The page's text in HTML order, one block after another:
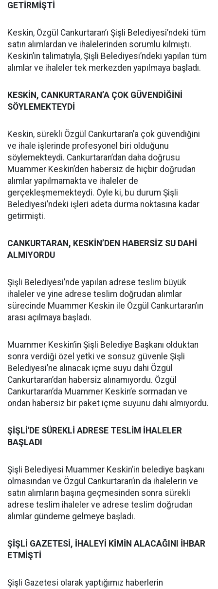
GETİRMİŞTİ
Keskin, Özgül Cankurtaran’ı Şişli Belediyesi’ndeki tüm
satın alımlardan ve ihalelerinden sorumlu kılmıştı.
Keskin’in talimatıyla, Şişli Belediyesi’ndeki yapılan tüm
alımlar ve ihaleler tek merkezden yapılmaya başladı.
KESKİN, CANKURTARAN’A ÇOK GÜVENDİĞİNİ
SÖYLEMEKTEYDİ
Keskin, sürekli Özgül Cankurtaran’a çok güvendiğini
ve ihale işlerinde profesyonel biri olduğunu
söylemekteydi. Cankurtaran’dan daha doğrusu
Muammer Keskin’den habersiz de hiçbir doğrudan
alımlar yapılmamakta ve ihaleler de
gerçekleşmemekteydi. Öyle ki, bu durum Şişli
Belediyesi’ndeki işleri adeta durma noktasına kadar
getirmişti.
CANKURTARAN, KESKİN’DEN HABERSİZ SU DAHİ
ALMIYORDU
Şişli Belediyesi’nde yapılan adrese teslim büyük
ihaleler ve yine adrese teslim doğrudan alımlar
sürecinde Muammer Keskin ile Özgül Cankurtaran’ın
arası açılmaya başladı.
Muammer Keskin’in Şişli Belediye Başkanı olduktan
sonra verdiği özel yetki ve sonsuz güvenle Şişli
Belediyesi’ne alınacak içme suyu dahi Özgül
Cankurtaran’dan habersiz alınamıyordu. Özgül
Cankurtaran’da Muammer Keskin’e sormadan ve
ondan habersiz bir paket içme suyunu dahi almıyordu.
ŞİŞLİ'DE SÜREKLİ ADRESE TESLİM İHALELER
BAŞLADI
Şişli Belediyesi Muammer Keskin’in belediye başkanı
olmasından ve Özgül Cankurtaran’ın da ihalelerin ve
satın alımların başına geçmesinden sonra sürekli
adrese teslim ihaleler ve adrese teslim doğrudan
alımlar gündeme gelmeye başladı.
ŞİŞLİ GAZETESİ, İHALEYİ KİMİN ALACAĞINI İHBAR
ETMİŞTİ
Şişli Gazetesi olarak yaptığımız haberlerin